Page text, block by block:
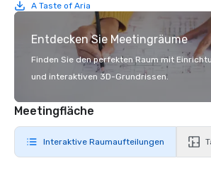
A Taste of Aria
Entdecken Sie Meetingräume
Finden Sie den perfekten Raum mit
und interaktiven 3D-Grundrissen.
Meetingfläche
Interaktive Raumaufteilungen